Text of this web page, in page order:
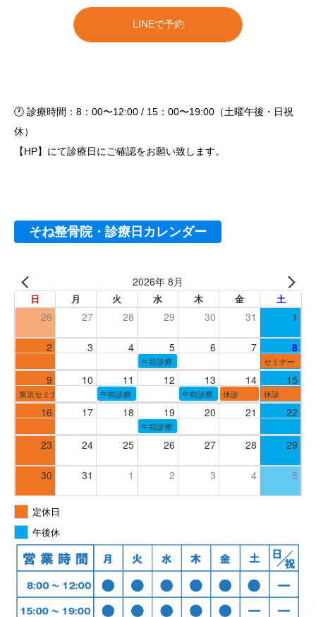
LINEで予約
🕐 診療時間：8：00〜12:00 / 15：00〜19:00（土曜午後・日祝
休）
【HP】にて診療日にご確認をお願い致します。
そね整骨院・診療日カレンダー
2026年 8月
日 月 火 水 木 金 土
26 27 28 29 30 31 1
2 3 4 5 6 7 8
午前診療 セミナー
9 10 11 12 13 14 15
東京セミナー 午前診療 午前診療 休診 休診
16 17 18 19 20 21 22
午前診療
23 24 25 26 27 28 29
30 31 1 2 3 4 5
定休日
午後休